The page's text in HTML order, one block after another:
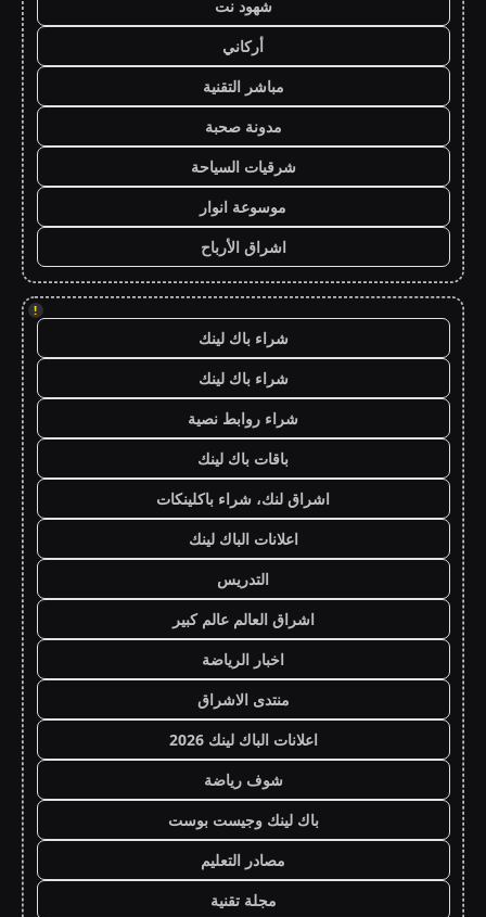
شهود نت
أركاني
مباشر التقنية
مدونة صحبة
شرقيات السياحة
موسوعة انوار
اشراق الأرباح
!
شراء باك لينك
شراء باك لينك
شراء روابط نصية
باقات باك لينك
اشراق لنك، شراء باكلينكات
اعلانات الباك لينك
التدريس
اشراق العالم عالم كبير
اخبار الرياضة
منتدى الاشراق
اعلانات الباك لينك 2026
شوف رياضة
باك لينك وجيست بوست
مصادر التعليم
مجلة تقنية